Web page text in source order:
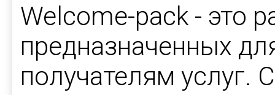
Welcome-pack - это
предназначенных
получателям услуг.